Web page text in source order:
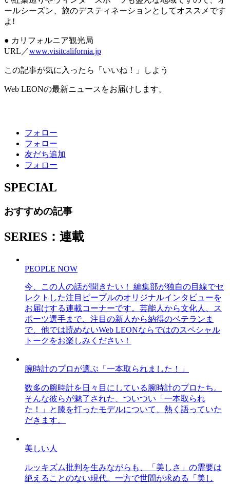
ールシーズン、旅のデスティネーションとしてオススメです
よ!
● カリフォルニア観光局
URL／www.visitcalifornia.jp
この記事が気に入ったら「いいね！」しよう
Web LEONの最新ニュースをお届けします。
フォロー
フォロー
友だち追加
フォロー
SPECIAL
おすすめの記事
SERIES：連載
PEOPLE NOW
今、この人の話が聞きたい！ 編集部が独自の目線でセ
レクトした注目ピープルのオリジナルインタビューを
お届けする連載コーナーです。芸能人から文化人、ス
ポーツ選手まで、注目の新人から納得のベテランま
で、他では読めないWeb LEONならではのスペシャル
トークをお楽しみください！
腕時計のプロが選ぶ「一本取られました！」
数多の腕時計を日々目にしている腕時計のプロたち。
そんな彼らが魅了された、ついつい「一本取られ
た！」と膝を打ったモデルについて、熱く語っていた
だきます。
美しい人
ルッキズム批判を生みながらも、「美しさ」の需要は
絶えることのない現代。一方で世間が求める「美し